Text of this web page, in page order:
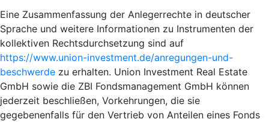
Eine Zusammenfassung der Anlegerrechte in deutscher
Sprache und weitere Informationen zu Instrumenten der
kollektiven Rechtsdurchsetzung sind auf
https://www.union-investment.de/anregungen-und-
beschwerde zu erhalten. Union Investment Real Estate
GmbH sowie die ZBI Fondsmanagement GmbH können
jederzeit beschließen, Vorkehrungen, die sie
gegebenenfalls für den Vertrieb von Anteilen eines Fonds